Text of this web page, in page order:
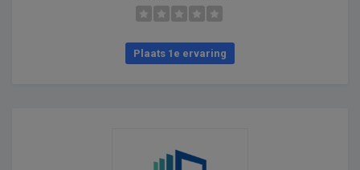
Plaats 1e ervaring